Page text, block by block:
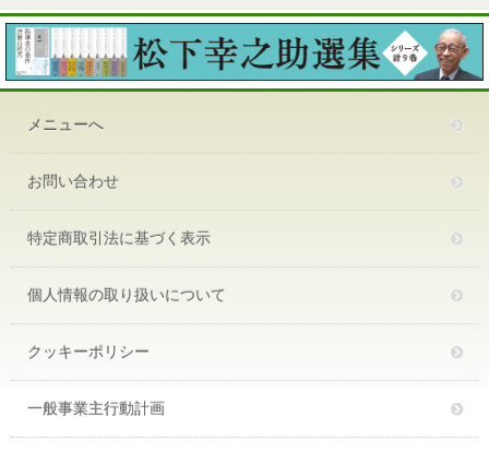
メニューへ
お問い合わせ
特定商取引法に基づく表示
個人情報の取り扱いについて
クッキーポリシー
一般事業主行動計画